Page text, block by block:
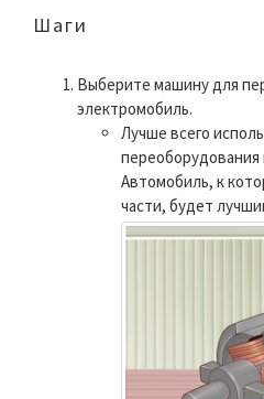
Шаги
Выберите машину для
электромобиль.
Лучше всего
Автомобиль, к
части, будет